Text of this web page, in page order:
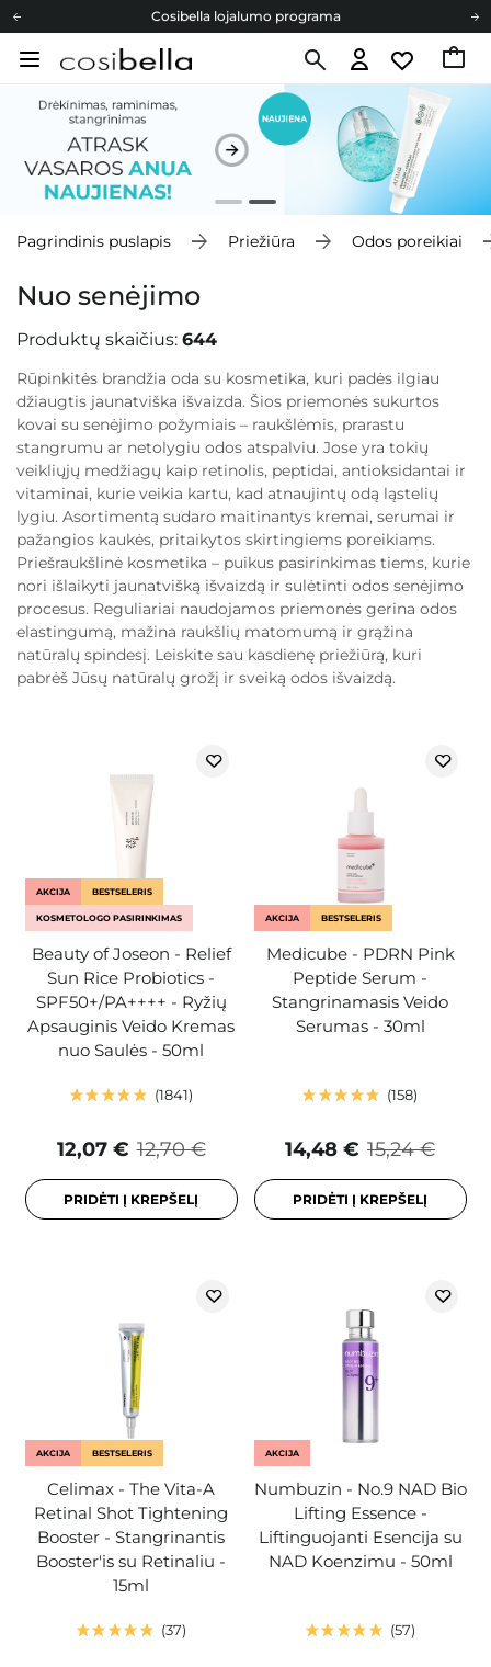
Cosibella lojalumo programa
Nemokamas pristatymas nuo 40,00 €
Cosibella lojalumo programa
Nemokamas pristatymas nuo 40,00 €
Dovanų Kortelės
Pagrindinis puslapis Priežiūra Odos poreikiai
Nuo senėjimo
Produktų skaičius: 644
Rūpinkitės brandžia oda su kosmetika, kuri padės ilgiau
džiaugtis jaunatviška išvaizda. Šios priemonės sukurtos
kovai su senėjimo požymiais – raukšlėmis, prarastu
stangrumu ar netolygiu odos atspalviu. Jose yra tokių
veikliųjų medžiagų kaip retinolis, peptidai, antioksidantai ir
vitaminai, kurie veikia kartu, kad atnaujintų odą ląstelių
lygiu. Asortimentą sudaro maitinantys kremai, serumai ir
pažangios kaukės, pritaikytos skirtingiems poreikiams.
Priešraukšlinė kosmetika – puikus pasirinkimas tiems, kurie
nori išlaikyti jaunatvišką išvaizdą ir sulėtinti odos senėjimo
procesus. Reguliariai naudojamos priemonės gerina odos
elastingumą, mažina raukšlių matomumą ir grąžina
natūralų spindesį. Leiskite sau kasdienę priežiūrą, kuri
pabrėš Jūsų natūralų grožį ir sveiką odos išvaizdą.
AKCIJA BESTSELERIS
KOSMETOLOGO PASIRINKIMAS
Beauty of Joseon - Relief
Sun Rice Probiotics -
SPF50+/PA++++ - Ryžių
Apsauginis Veido Kremas
nuo Saulės - 50ml
1841
12,70 €
12,07 €
PRIDĖTI Į KREPŠELĮ
AKCIJA BESTSELERIS
Medicube - PDRN Pink
Peptide Serum -
Stangrinamasis Veido
Serumas - 30ml
158
15,24 €
14,48 €
PRIDĖTI Į KREPŠELĮ
AKCIJA BESTSELERIS
Celimax - The Vita-A
Retinal Shot Tightening
Booster - Stangrinantis
Booster'is su Retinaliu -
15ml
37
AKCIJA
Numbuzin - No.9 NAD Bio
Lifting Essence -
Liftinguojanti Esencija su
NAD Koenzimu - 50ml
57